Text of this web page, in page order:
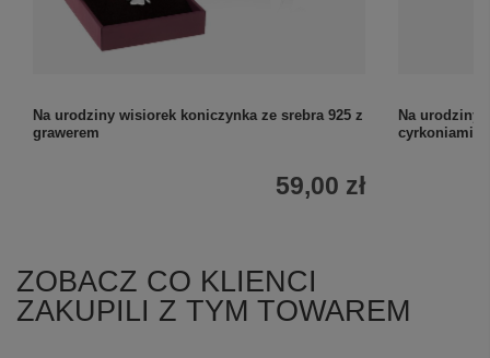
Na urodziny wisiorek koniczynka ze srebra 925 z
grawerem
59,00 zł
Na urodziny
cyrkoniami z
ZOBACZ CO KLIENCI
ZAKUPILI Z TYM TOWAREM